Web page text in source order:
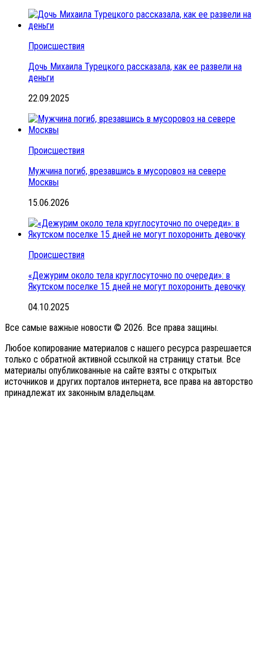
Происшествия
Дочь Михаила Турецкого рассказала, как ее развели на
деньги
22.09.2025
Происшествия
Мужчина погиб, врезавшись в мусоровоз на севере
Москвы
15.06.2026
Происшествия
«Дежурим около тела круглосуточно по очереди»: в
Якутском поселке 15 дней не могут похоронить девочку
04.10.2025
Все самые важные новости © 2026. Все права защины.
Любое копирование материалов с нашего ресурса разрешается
только с обратной активной ссылкой на страницу статьи. Все
материалы опубликованные на сайте взяты с открытых
источников и других порталов интернета, все права на авторство
принадлежат их законным владельцам.